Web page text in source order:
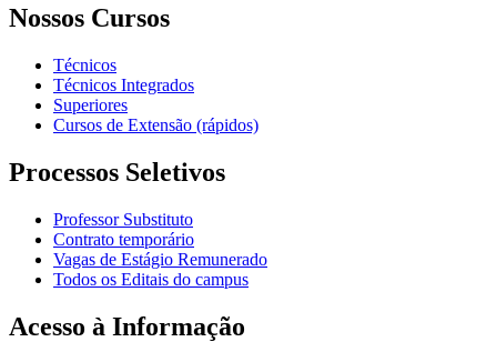
Nossos Cursos
Técnicos
Técnicos Integrados
Superiores
Cursos de Extensão (rápidos)
Processos Seletivos
Professor Substituto
Contrato temporário
Vagas de Estágio Remunerado
Todos os Editais do campus
Acesso à Informação